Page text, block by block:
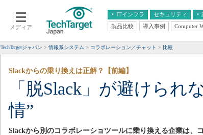
メディア
ITインフラ
クラウド
スマートモバイル
ネットワーク
システム運用管理
セキュリティ
エンタープライズAI
ERP
CX
情報系システム
経営とIT
製品比較 導入事例 Computer
TechTargetジャパン 情報系システム コラボレーション／チャット 比較
「脱Slack」が避けられ
情”
Slackからの乗り換えは正解？【前編】
Slackから別のコラボレーショツールに乗り換える企業は、